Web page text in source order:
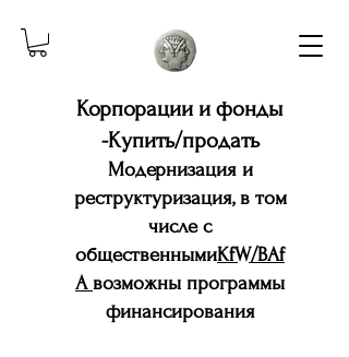
Корпорации и фонды
-Купить/продать
Модернизация и
реструктуризация, в том
числе с
общественнымиKfW/BAf
Aвозможны программы
финансирования